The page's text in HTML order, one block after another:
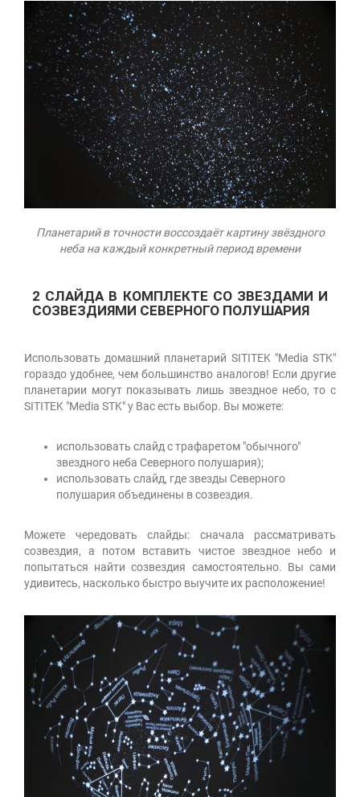
Планетарий в точности воссоздаёт картину звёздного
неба на каждый конкретный период времени
2 СЛАЙДА В КОМПЛЕКТЕ СО ЗВЕЗДАМИ И
СОЗВЕЗДИЯМИ СЕВЕРНОГО ПОЛУШАРИЯ
Использовать домашний планетарий SITITEK "Media STK"
гораздо удобнее, чем большинство аналогов! Если другие
планетарии могут показывать лишь звездное небо, то с
SITITEK "Media STK" у Вас есть выбор. Вы можете:
использовать слайд с трафаретом "обычного"
звездного неба Северного полушария);
использовать слайд, где звезды Северного
полушария объединены в созвездия.
Можете чередовать слайды: сначала рассматривать
созвездия, а потом вставить чистое звездное небо и
попытаться найти созвездия самостоятельно. Вы сами
удивитесь, насколько быстро выучите их расположение!